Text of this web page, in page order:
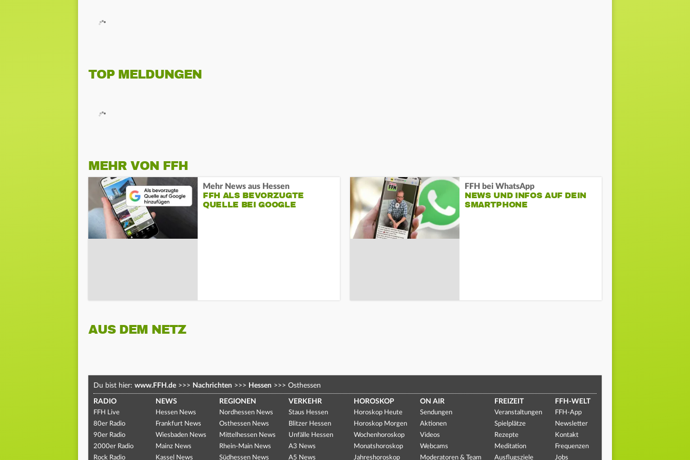
TOP MELDUNGEN
MEHR VON FFH
Mehr News aus Hessen
FFH ALS BEVORZUGTE
QUELLE BEI GOOGLE
FFH bei WhatsApp
NEWS UND INFOS AUF DEIN
SMARTPHONE
AUS DEM NETZ
Du bist hier: www.FFH.de >>> Nachrichten >>> Hessen >>> Osthessen
RADIO
FFH Live
80er Radio
90er Radio
2000er Radio
Rock Radio
NEWS
Hessen News
Frankfurt News
Wiesbaden News
Mainz News
Kassel News
REGIONEN
Nordhessen News
Osthessen News
Mittelhessen News
Rhein-Main News
Südhessen News
VERKEHR
Staus Hessen
Blitzer Hessen
Unfälle Hessen
A3 News
A5 News
HOROSKOP
Horoskop Heute
Horoskop Morgen
Wochenhoroskop
Monatshoroskop
Jahreshoroskop
ON AIR
Sendungen
Aktionen
Videos
Webcams
Moderatoren & Team
FREIZEIT
Veranstaltungen
Spielplätze
Rezepte
Meditation
Ausflugsziele
FFH-WELT
FFH-App
Newsletter
Kontakt
Frequenzen
Jobs